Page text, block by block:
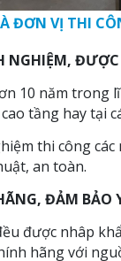
ĐƠN VỊ THI
NGHIỆM,
10 năm trong
tầng hay tại
thi công
an toàn.
ĐẢM BẢO
được nhâp
hãng với